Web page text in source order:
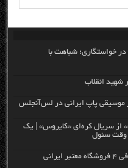
خواستگاری؛ شباهت با
موسیقی پاپ ایرانی در لس‌آنجلس
از سریال کره‌ای «کایروس» | یک
وقت سئول